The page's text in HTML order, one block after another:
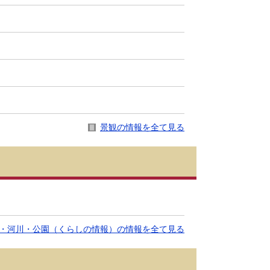
景観の情報を全て見る
河川・公園（くらしの情報）の情報を全て見る